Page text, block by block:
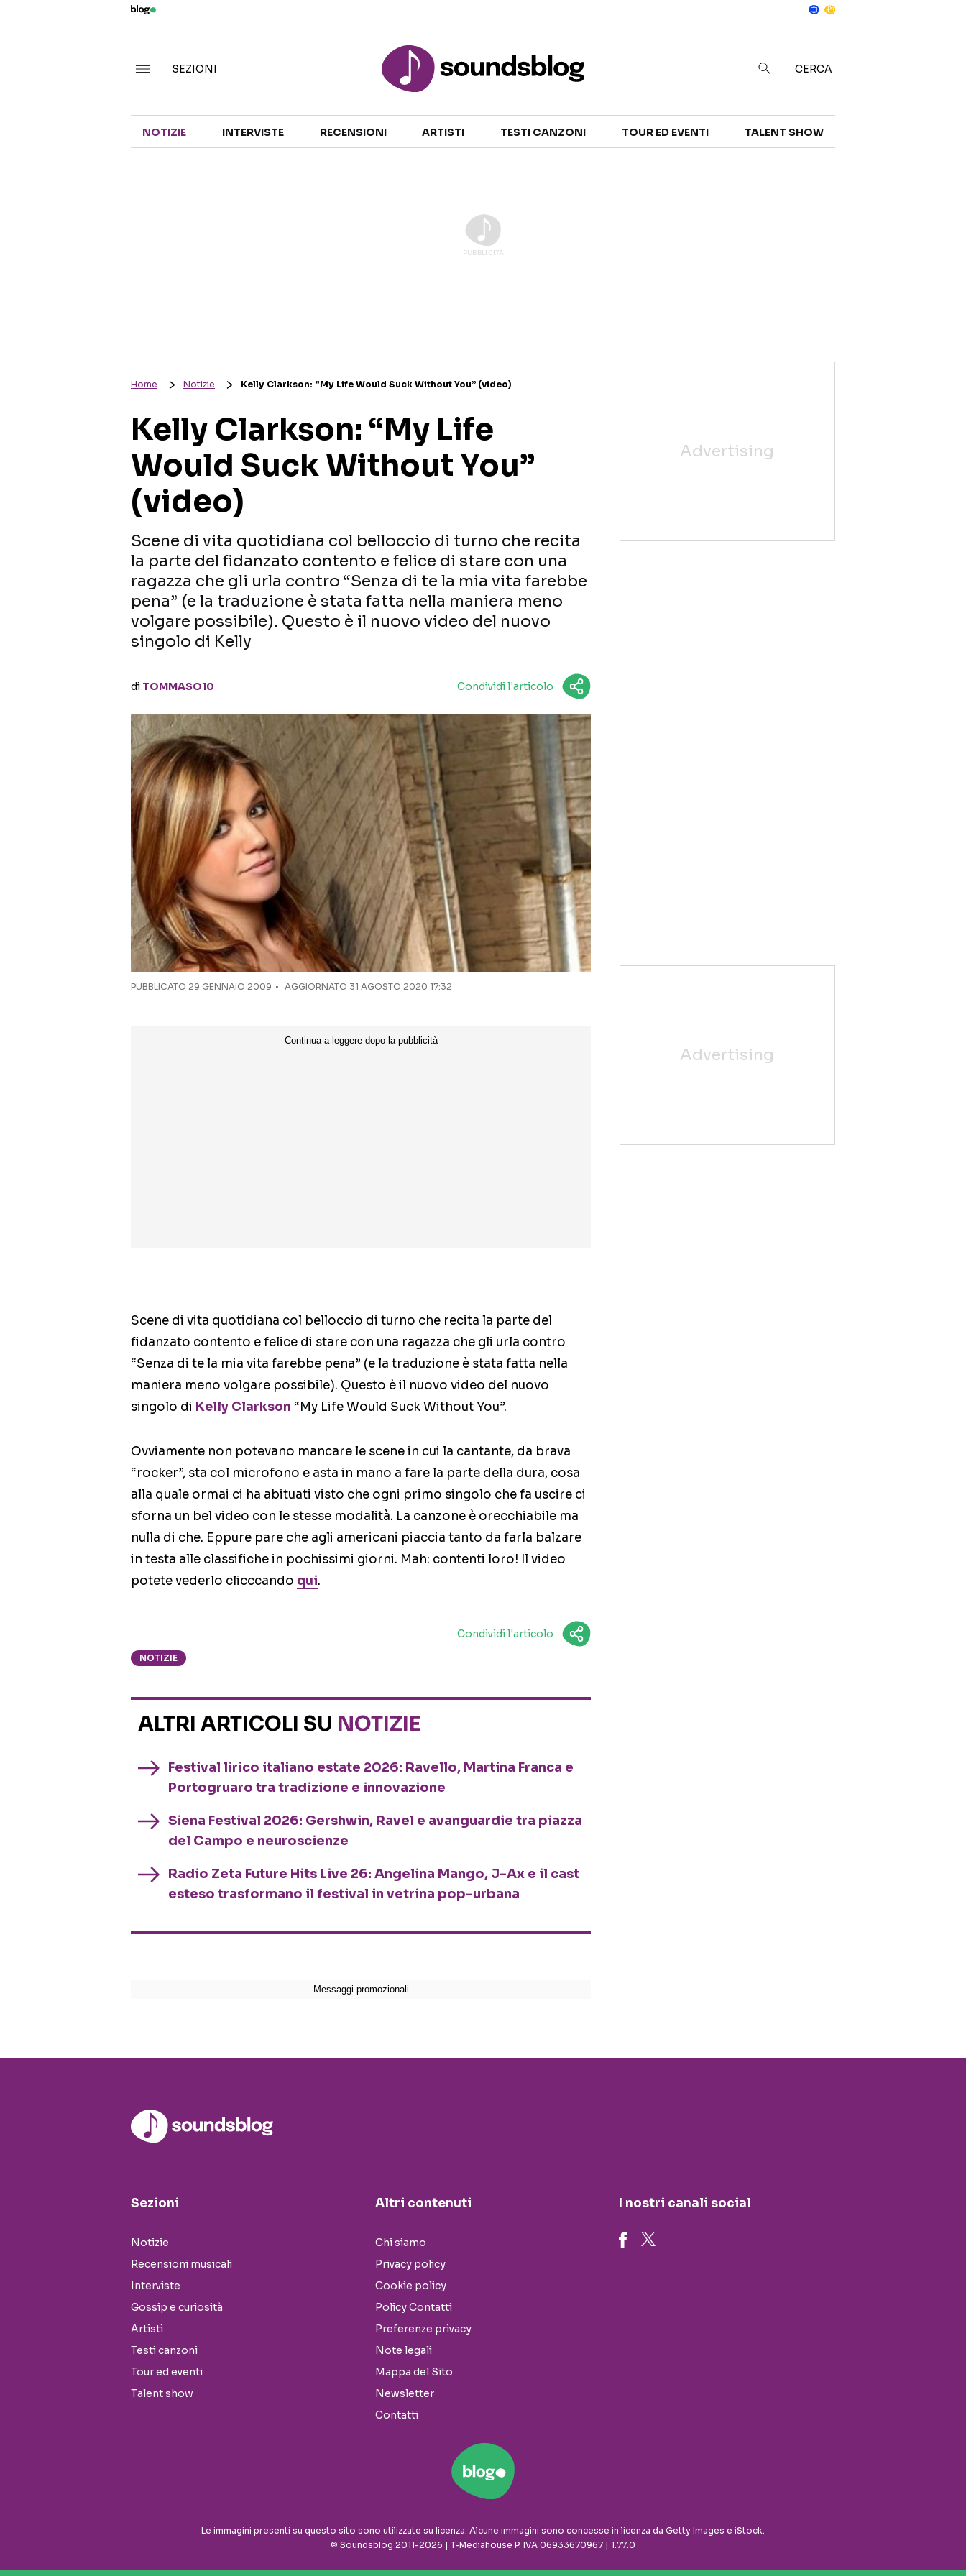
TALENT SHOW
SEZIONI CERCA
NOTIZIE INTERVISTE RECENSIONI ARTISTI TESTI CANZONI TOUR ED EVENTI TALENT SHOW
Home Notizie Kelly Clarkson: “My Life Would Suck Without You” (video)
Kelly Clarkson: “My Life
Would Suck Without You”
(video)
Scene di vita quotidiana col belloccio di turno che recita
la parte del fidanzato contento e felice di stare con una
ragazza che gli urla contro “Senza di te la mia vita farebbe
pena” (e la traduzione è stata fatta nella maniera meno
volgare possibile). Questo è il nuovo video del nuovo
singolo di Kelly
di TOMMASO10 Condividi l'articolo
PUBBLICATO 29 GENNAIO 2009 AGGIORNATO 31 AGOSTO 2020 17:32
Scene di vita quotidiana col belloccio di turno che recita la parte del
fidanzato contento e felice di stare con una ragazza che gli urla contro
“Senza di te la mia vita farebbe pena” (e la traduzione è stata fatta nella
maniera meno volgare possibile). Questo è il nuovo video del nuovo
singolo di Kelly Clarkson “My Life Would Suck Without You”.
Ovviamente non potevano mancare le scene in cui la cantante, da brava
“rocker”, sta col microfono e asta in mano a fare la parte della dura, cosa
alla quale ormai ci ha abituati visto che ogni primo singolo che fa uscire ci
sforna un bel video con le stesse modalità. La canzone è orecchiabile ma
nulla di che. Eppure pare che agli americani piaccia tanto da farla balzare
in testa alle classifiche in pochissimi giorni. Mah: contenti loro! Il video
potete vederlo clicccando qui.
Condividi l'articolo
NOTIZIE
ALTRI ARTICOLI SU NOTIZIE
Festival lirico italiano estate 2026: Ravello, Martina Franca e
Portogruaro tra tradizione e innovazione
Siena Festival 2026: Gershwin, Ravel e avanguardie tra piazza
del Campo e neuroscienze
Radio Zeta Future Hits Live 26: Angelina Mango, J-Ax e il cast
esteso trasformano il festival in vetrina pop-urbana
Sezioni
Notizie
Recensioni musicali
Interviste
Gossip e curiosità
Artisti
Testi canzoni
Tour ed eventi
Talent show
Altri contenuti
Chi siamo
Privacy policy
Cookie policy
Policy Contatti
Preferenze privacy
Note legali
Mappa del Sito
Newsletter
Contatti
I nostri canali social
Le immagini presenti su questo sito sono utilizzate su licenza. Alcune immagini sono concesse in licenza da Getty Images e iStock.
© Soundsblog 2011-2026 | T-Mediahouse P. IVA 06933670967 | 1.77.0